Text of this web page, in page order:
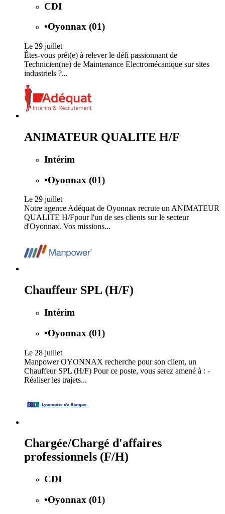
CDI
•Oyonnax (01)
Le 29 juillet
Êtes-vous prêt(e) à relever le défi passionnant de
Technicien(ne) de Maintenance Electromécanique sur sites
industriels ?...
ANIMATEUR QUALITE H/F
Intérim
•Oyonnax (01)
Le 29 juillet
Notre agence Adéquat de Oyonnax recrute un ANIMATEUR
QUALITE H/Fpour l'un de ses clients sur le secteur
d'Oyonnax. Vos missions...
Chauffeur SPL (H/F)
Intérim
•Oyonnax (01)
Le 28 juillet
Manpower OYONNAX recherche pour son client, un
Chauffeur SPL (H/F) Pour ce poste, vous serez amené à : -
Réaliser les trajets...
Chargée/Chargé d'affaires
professionnels (F/H)
CDI
•Oyonnax (01)